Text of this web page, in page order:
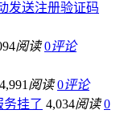
发送注册验证码
阅读 0评论
4,991 阅读 0评论
务挂了 4,034阅读 0